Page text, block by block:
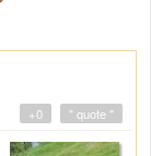
" quote "
+0